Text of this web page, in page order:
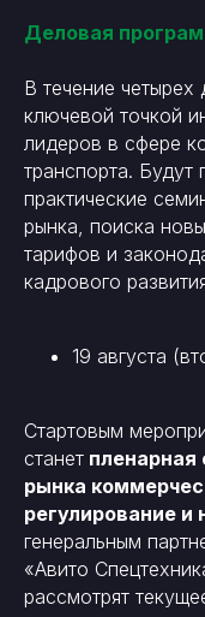
Деловая
В течение четырех
ключевой точкой
лидеров в сфере
транспорта. Будут
практические
рынка, поиска
тарифов и
кадрового
19 августа
Стартовым
станет
рынка
регулирование и
генеральным
«Авито
рассмотрят